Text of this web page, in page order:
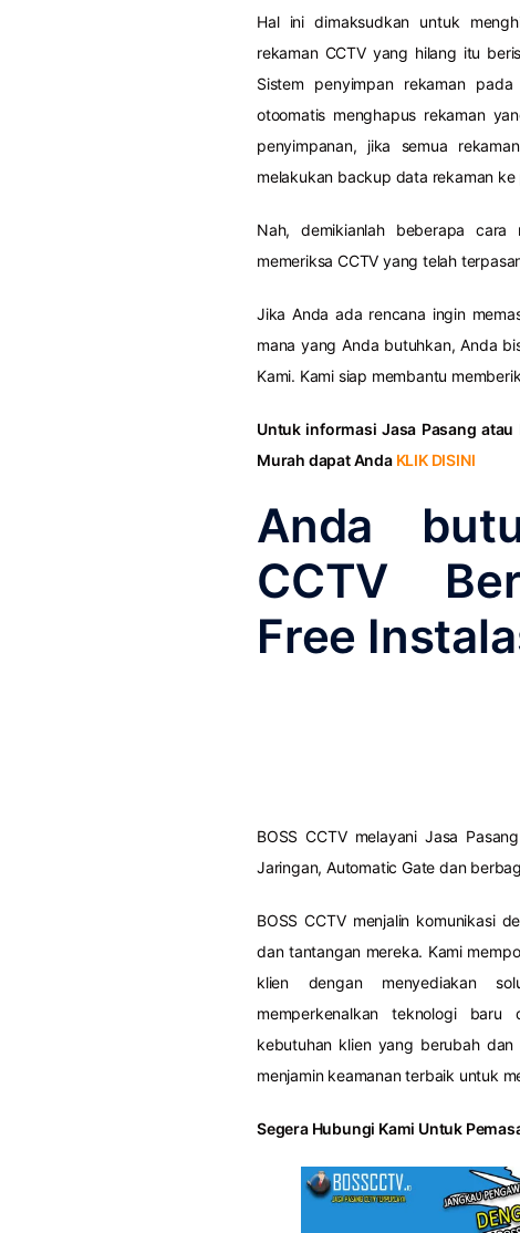
Hal ini dimaksudkan untuk
rekaman CCTV yang hilang itu
Sistem penyimpan rekaman
otoomatis menghapus rekaman
penyimpanan, jika semua
melakukan backup data rekaman
Nah, demikianlah beberapa cara
memeriksa CCTV yang telah
Jika Anda ada rencana ingin
mana yang Anda butuhkan, Anda
Kami. Kami siap membantu
Untuk informasi Jasa Pasang atau
Murah dapat Anda KLIK DISINI
Anda
CCTV
Free
BOSS CCTV melayani Jasa
Jaringan, Automatic Gate dan
BOSS CCTV menjalin komunikasi
dan tantangan mereka. Kami
klien dengan menyediakan
memperkenalkan teknologi
kebutuhan klien yang berubah dan
menjamin keamanan terbaik untuk
Segera Hubungi Kami Untuk